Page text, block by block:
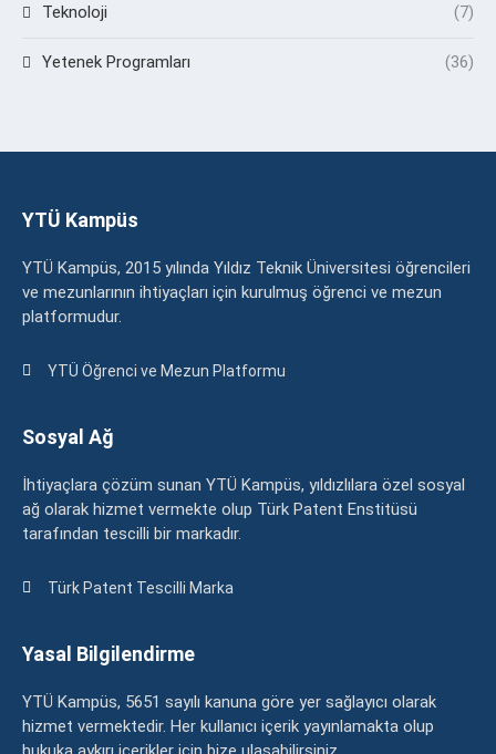
Teknoloji (7)
Yetenek Programları (36)
YTÜ Kampüs
YTÜ Kampüs, 2015 yılında Yıldız Teknik Üniversitesi öğrencileri
ve mezunlarının ihtiyaçları için kurulmuş öğrenci ve mezun
platformudur.
YTÜ Öğrenci ve Mezun Platformu
Sosyal Ağ
İhtiyaçlara çözüm sunan YTÜ Kampüs, yıldızlılara özel sosyal
ağ olarak hizmet vermekte olup Türk Patent Enstitüsü
tarafından tescilli bir markadır.
Türk Patent Tescilli Marka
Yasal Bilgilendirme
YTÜ Kampüs, 5651 sayılı kanuna göre yer sağlayıcı olarak
hizmet vermektedir. Her kullanıcı içerik yayınlamakta olup